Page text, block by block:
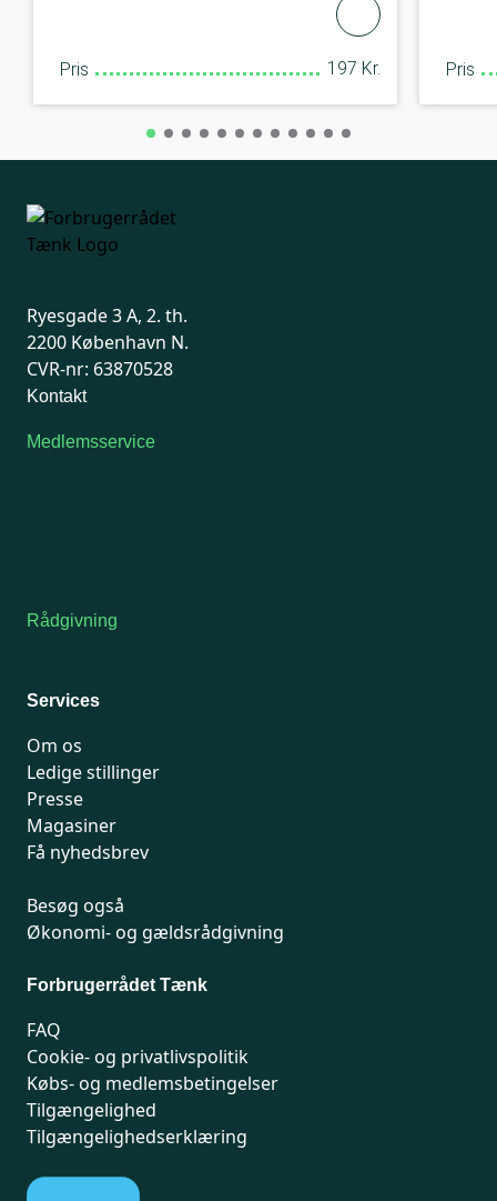
Pris 197 Kr. Pris
Ryesgade 3 A, 2. th.
2200 København N.
CVR-nr: 63870528
Kontakt
Medlemsservice
Rådgivning
Services
Om os
Ledige stillinger
Presse
Magasiner
Få nyhedsbrev
Besøg også
Økonomi- og gældsrådgivning
Forbrugerrådet Tænk
FAQ
Cookie- og privatlivspolitik
Købs- og medlemsbetingelser
Tilgængelighed
Tilgængelighedserklæring